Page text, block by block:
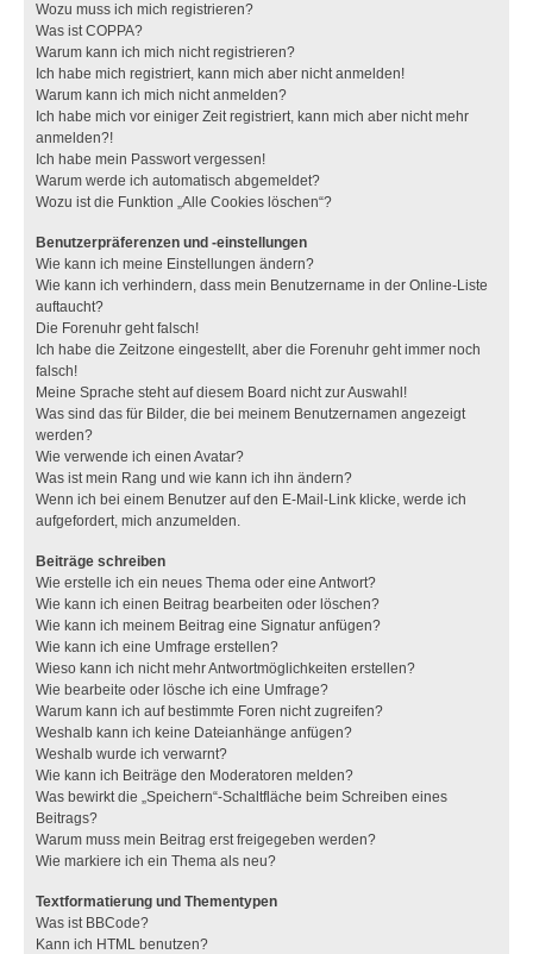
Wozu muss ich mich registrieren?
Was ist COPPA?
Warum kann ich mich nicht registrieren?
Ich habe mich registriert, kann mich aber nicht anmelden!
Warum kann ich mich nicht anmelden?
Ich habe mich vor einiger Zeit registriert, kann mich aber nicht mehr
anmelden?!
Ich habe mein Passwort vergessen!
Warum werde ich automatisch abgemeldet?
Wozu ist die Funktion „Alle Cookies löschen“?
Benutzerpräferenzen und -einstellungen
Wie kann ich meine Einstellungen ändern?
Wie kann ich verhindern, dass mein Benutzername in der Online-Liste
auftaucht?
Die Forenuhr geht falsch!
Ich habe die Zeitzone eingestellt, aber die Forenuhr geht immer noch
falsch!
Meine Sprache steht auf diesem Board nicht zur Auswahl!
Was sind das für Bilder, die bei meinem Benutzernamen angezeigt
werden?
Wie verwende ich einen Avatar?
Was ist mein Rang und wie kann ich ihn ändern?
Wenn ich bei einem Benutzer auf den E-Mail-Link klicke, werde ich
aufgefordert, mich anzumelden.
Beiträge schreiben
Wie erstelle ich ein neues Thema oder eine Antwort?
Wie kann ich einen Beitrag bearbeiten oder löschen?
Wie kann ich meinem Beitrag eine Signatur anfügen?
Wie kann ich eine Umfrage erstellen?
Wieso kann ich nicht mehr Antwortmöglichkeiten erstellen?
Wie bearbeite oder lösche ich eine Umfrage?
Warum kann ich auf bestimmte Foren nicht zugreifen?
Weshalb kann ich keine Dateianhänge anfügen?
Weshalb wurde ich verwarnt?
Wie kann ich Beiträge den Moderatoren melden?
Was bewirkt die „Speichern“-Schaltfläche beim Schreiben eines
Beitrags?
Warum muss mein Beitrag erst freigegeben werden?
Wie markiere ich ein Thema als neu?
Textformatierung und Thementypen
Was ist BBCode?
Kann ich HTML benutzen?